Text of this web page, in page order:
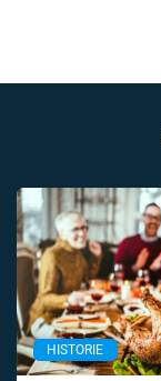
HISTORIE